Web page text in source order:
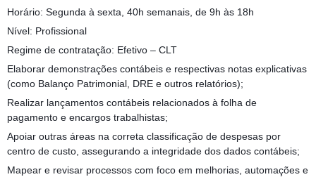
Horário: Segunda à sexta, 40h semanais, de 9h às 18h
Nível: Profissional
Regime de contratação: Efetivo – CLT
Elaborar demonstrações contábeis e respectivas notas explicativas
(como Balanço Patrimonial, DRE e outros relatórios);
Realizar lançamentos contábeis relacionados à folha de
pagamento e encargos trabalhistas;
Apoiar outras áreas na correta classificação de despesas por
centro de custo, assegurando a integridade dos dados contábeis;
Mapear e revisar processos com foco em melhorias, automações e